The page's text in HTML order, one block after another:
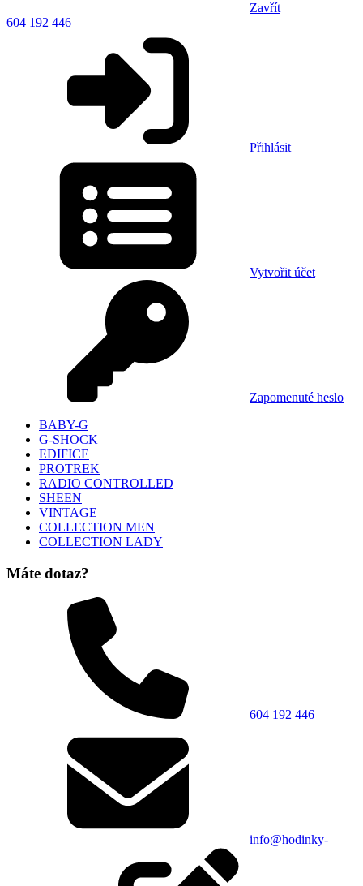
Zavřít
604 192 446
Přihlásit
Vytvořit účet
Zapomenuté heslo
BABY-G
G-SHOCK
EDIFICE
PROTREK
RADIO CONTROLLED
SHEEN
VINTAGE
COLLECTION MEN
COLLECTION LADY
Máte dotaz?
604 192 446
info@hodinky-